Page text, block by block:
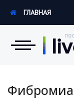
Новости
ГЛАВНАЯ